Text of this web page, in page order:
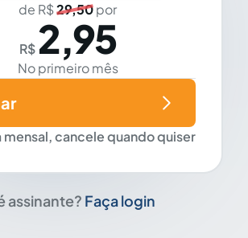
de R$29,50por
R$ 2,95
No primeiro mês
mensal, cancele quando quiser
assinante? Faça login